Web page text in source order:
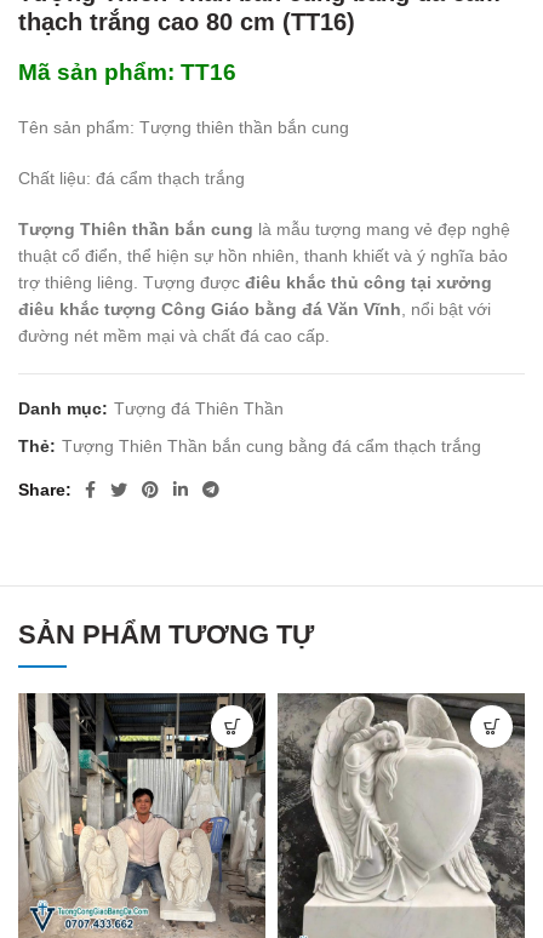
thạch trắng cao 80 cm (TT16)
Mã sản phẩm: TT16
Tên sản phẩm: Tượng thiên thần bắn cung
Chất liệu: đá cẩm thạch trắng
Tượng Thiên thần bắn cung là mẫu tượng mang vẻ đẹp nghệ
thuật cổ điển, thể hiện sự hồn nhiên, thanh khiết và ý nghĩa bảo
trợ thiêng liêng. Tượng được điêu khắc thủ công tại xưởng
điêu khắc tượng Công Giáo bằng đá Văn Vĩnh , nổi bật với
đường nét mềm mại và chất đá cao cấp.
Danh mục: Tượng đá Thiên Thần
Thẻ: Tượng Thiên Thần bắn cung bằng đá cẩm thạch trắng
Share
SẢN PHẨM TƯƠNG TỰ